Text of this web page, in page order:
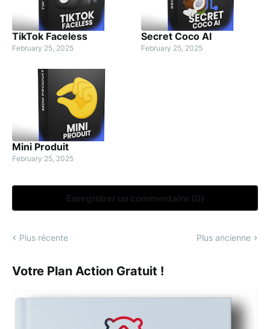
TikTok Faceless
February 25, 2025
Secret Coco AI
February 25, 2025
Mini Produit
February 25, 2025
Enregistrer un commentaire (0)
Plus récente Plus ancienne
Votre Plan Action Gratuit !